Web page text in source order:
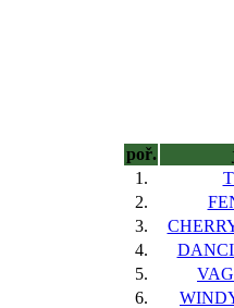
poř.
1.
2.
3.
4.
5.
6.